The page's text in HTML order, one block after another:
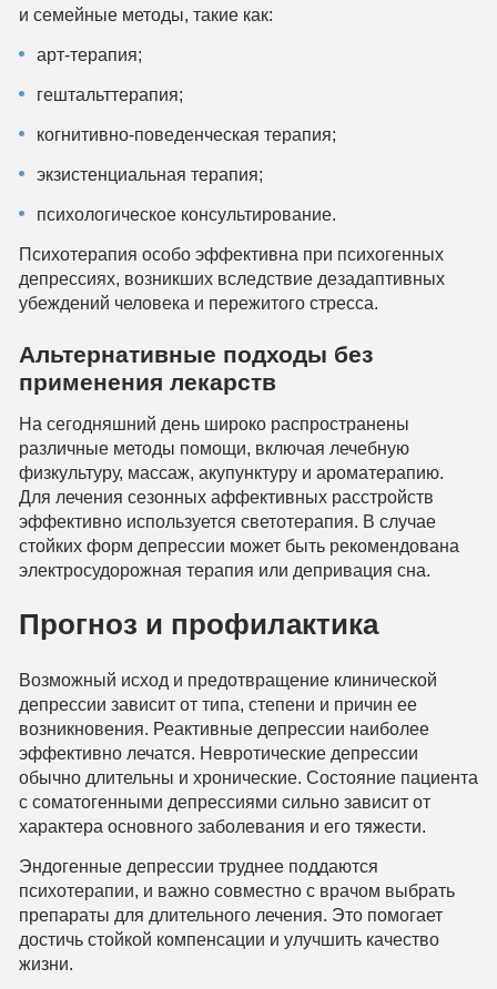
и семейные методы, такие как:
арт-терапия;
гештальттерапия;
когнитивно-поведенческая терапия;
экзистенциальная терапия;
психологическое консультирование.
Психотерапия особо эффективна при психогенных
депрессиях, возникших вследствие дезадаптивных
убеждений человека и пережитого стресса.
Альтернативные подходы без
применения лекарств
На сегодняшний день широко распространены
различные методы помощи, включая лечебную
физкультуру, массаж, акупунктуру и ароматерапию.
Для лечения сезонных аффективных расстройств
эффективно используется светотерапия. В случае
стойких форм депрессии может быть рекомендована
электросудорожная терапия или депривация сна.
Прогноз и профилактика
Возможный исход и предотвращение клинической
депрессии зависит от типа, степени и причин ее
возникновения. Реактивные депрессии наиболее
эффективно лечатся. Невротические депрессии
обычно длительны и хронические. Состояние пациента
с соматогенными депрессиями сильно зависит от
характера основного заболевания и его тяжести.
Эндогенные депрессии труднее поддаются
психотерапии, и важно совместно с врачом выбрать
препараты для длительного лечения. Это помогает
достичь стойкой компенсации и улучшить качество
жизни.